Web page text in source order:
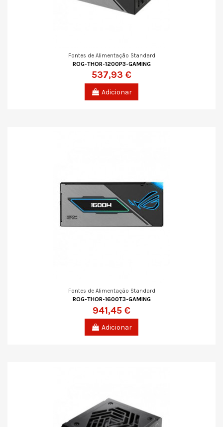
Fontes de Alimentação Standard
ROG-THOR-1200P3-GAMING
537,93 €
Adicionar
Fontes de Alimentação Standard
ROG-THOR-1600T3-GAMING
941,45 €
Adicionar